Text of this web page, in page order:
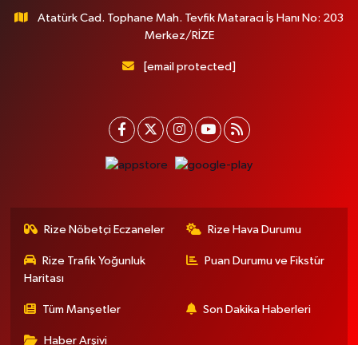
Atatürk Cad. Tophane Mah. Tevfik Mataracı İş Hanı No: 203
Merkez/RİZE
[email protected]
Rize Nöbetçi Eczaneler Rize Hava Durumu
Rize Trafik Yoğunluk
Haritası
Puan Durumu ve Fikstür
Tüm Manşetler Son Dakika Haberleri
Haber Arşivi